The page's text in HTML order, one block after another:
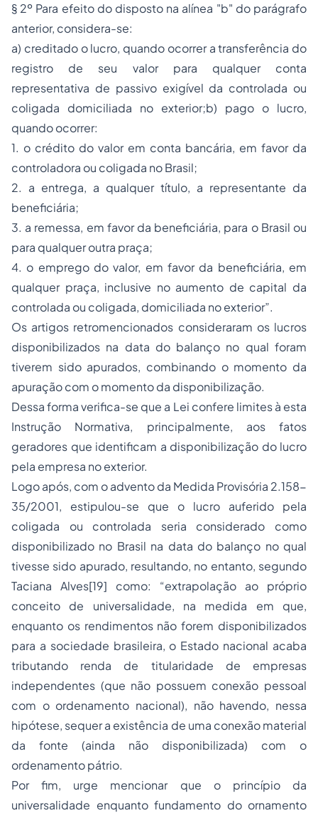
§ 2º Para efeito do disposto na alínea "b" do parágrafo
anterior, considera-se:
a) creditado o lucro, quando ocorrer a transferência do
registro de seu valor para qualquer conta
representativa de passivo exigível da controlada ou
coligada domiciliada no exterior;b) pago o lucro,
quando ocorrer:
1. o crédito do valor em conta bancária, em favor da
controladora ou coligada no Brasil;
2. a entrega, a qualquer título, a representante da
beneficiária;
3. a remessa, em favor da beneficiária, para o Brasil ou
para qualquer outra praça;
4. o emprego do valor, em favor da beneficiária, em
qualquer praça, inclusive no aumento de capital da
controlada ou coligada, domiciliada no exterior”.
Os artigos retromencionados consideraram os lucros
disponibilizados na data do balanço no qual foram
tiverem sido apurados, combinando o momento da
apuração com o momento da disponibilização.
Dessa forma verifica-se que a Lei confere limites à esta
Instrução Normativa, principalmente, aos fatos
geradores que identificam a disponibilização do lucro
pela empresa no exterior.
Logo após, com o advento da Medida Provisória 2.158-
35/2001, estipulou-se que o lucro auferido pela
coligada ou controlada seria considerado como
disponibilizado no Brasil na data do balanço no qual
tivesse sido apurado, resultando, no entanto, segundo
Taciana Alves[19] como: “extrapolação ao próprio
conceito de universalidade, na medida em que,
enquanto os rendimentos não forem disponibilizados
para a sociedade brasileira, o Estado nacional acaba
tributando renda de titularidade de empresas
independentes (que não possuem conexão pessoal
com o ordenamento nacional), não havendo, nessa
hipótese, sequer a existência de uma conexão material
da fonte (ainda não disponibilizada) com o
ordenamento pátrio.
Por fim, urge mencionar que o princípio da
universalidade enquanto fundamento do ornamento